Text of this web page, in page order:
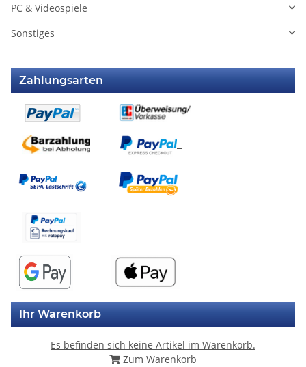
PC & Videospiele
Sonstiges
Zahlungsarten
Ihr Warenkorb
Es befinden sich keine Artikel im Warenkorb.
Zum Warenkorb